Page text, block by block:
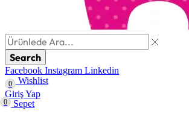
Search
Facebook Instagram Linkedin
0
Wishlist
Giriş Yap
0 Sepet